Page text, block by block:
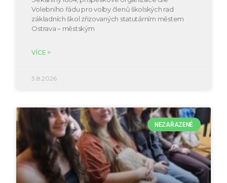
Volebního řádu pro volby členů školských rad
základních škol zřizovaných statutárním městem
Ostrava – městským
VÍCE >
3.8.2026
NEZAŘAZENÉ